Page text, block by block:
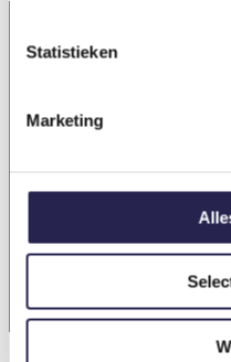
Statistieken
Marketing